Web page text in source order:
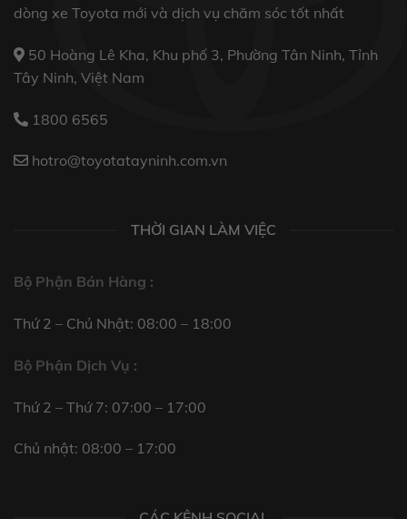
dòng xe Toyota mới và dịch vụ chăm sóc tốt nhất
50 Hoàng Lê Kha, Khu phố 3, Phường Tân Ninh, Tỉnh
Tây Ninh, Việt Nam
1800 6565
hotro@toyotatayninh.com.vn
THỜI GIAN LÀM VIỆC
Bộ Phận Bán Hàng :
Thứ 2 – Chủ Nhật: 08:00 – 18:00
Bộ Phận Dịch Vụ :
Thứ 2 – Thứ 7: 07:00 – 17:00
Chủ nhật: 08:00 – 17:00